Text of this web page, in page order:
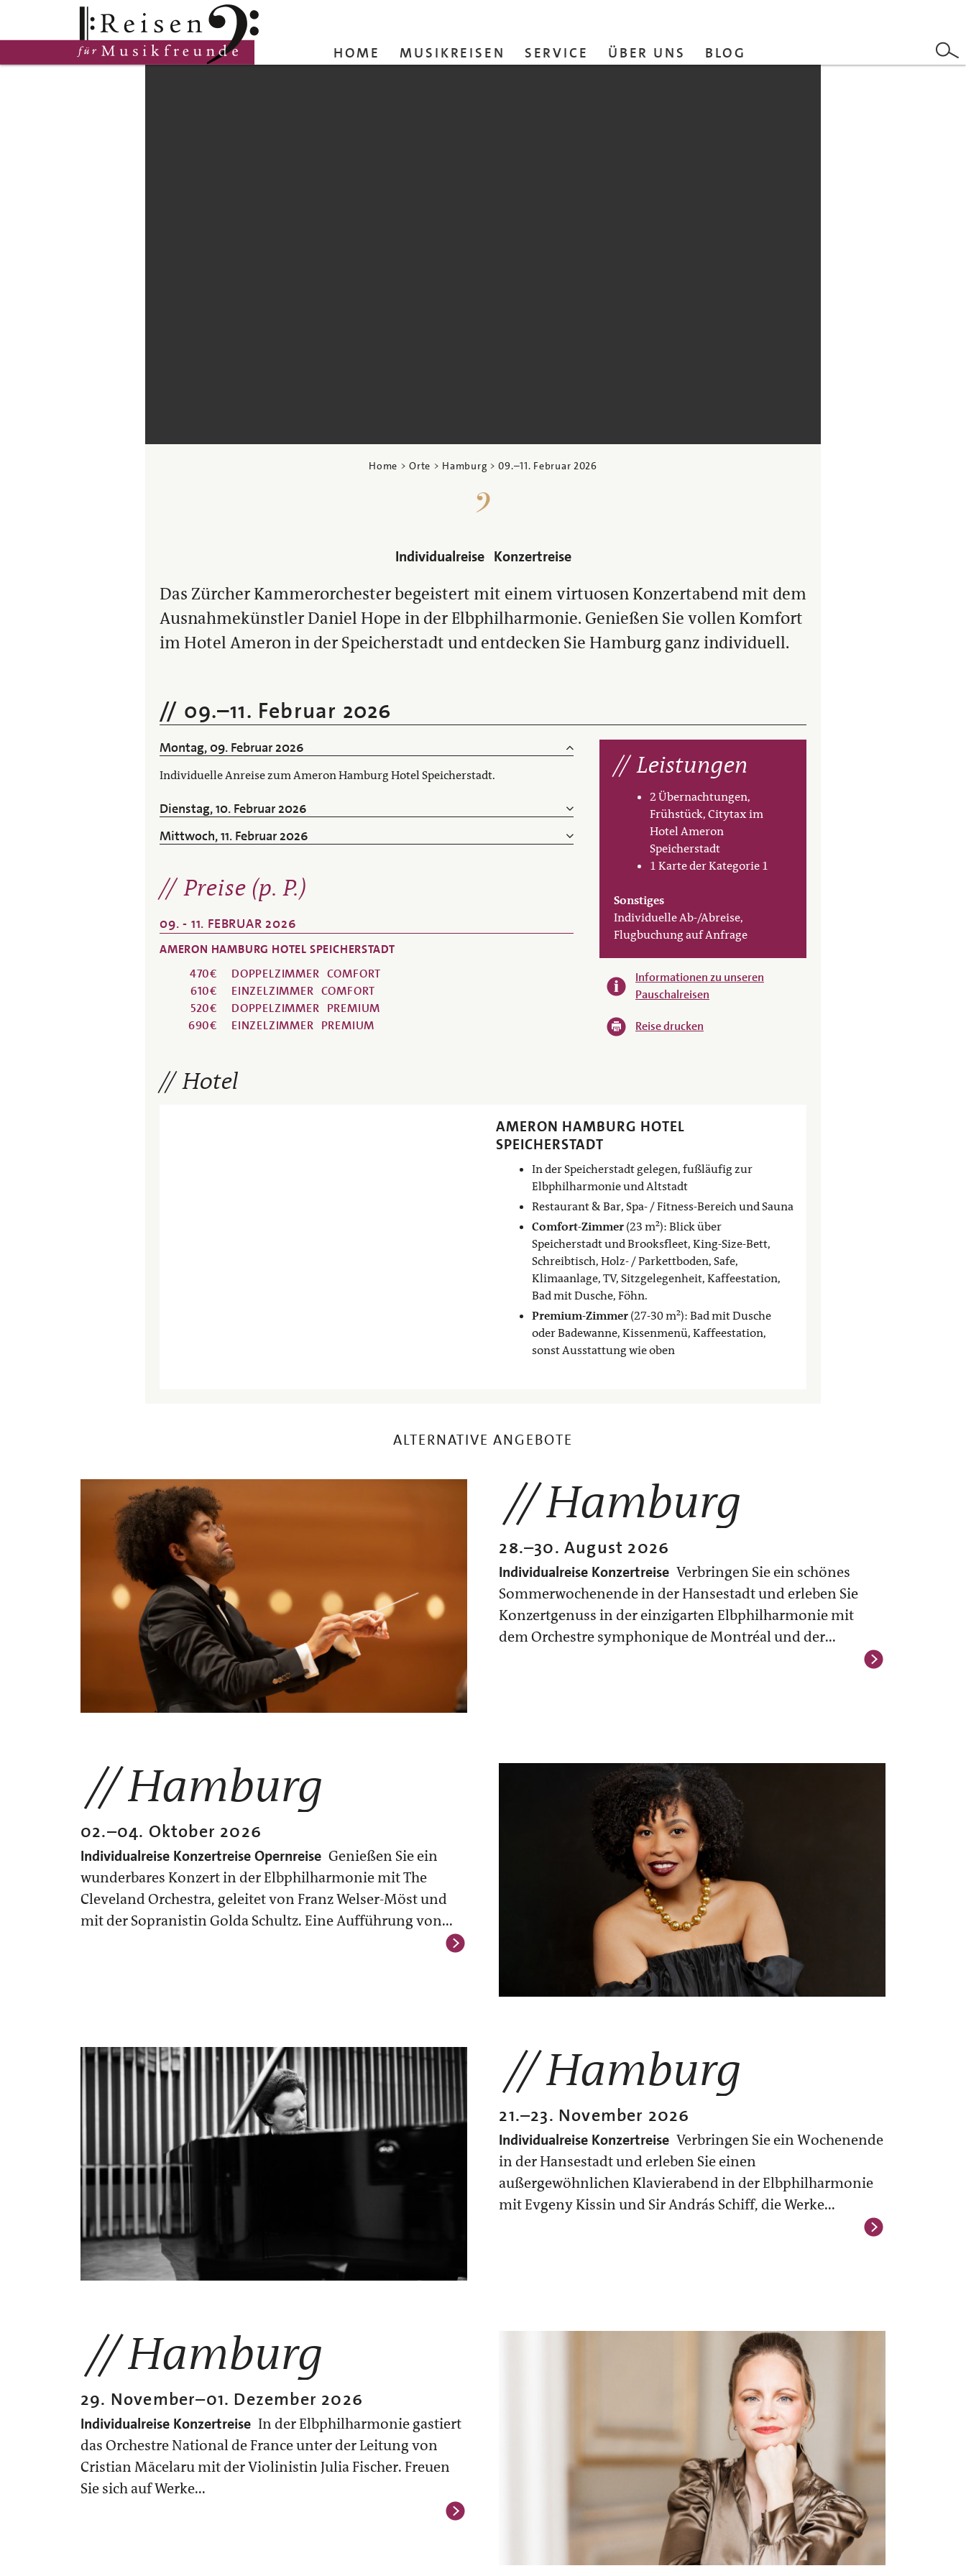
Fußzeile Cookie-Einstellungen
HOME MUSIKREISEN SERVICE ÜBER UNS BLOG
Home >Orte > Hamburg >09.–11. Februar 2026
Individualreise Konzertreise
Das Zürcher Kammerorchester begeistert mit einem virtuosen Konzertabend mit dem
Ausnahmekünstler Daniel Hope in der Elbphilharmonie. Genießen Sie vollen Komfort
im Hotel Ameron in der Speicherstadt und entdecken Sie Hamburg ganz individuell.
09.–11. Februar 2026
Montag, 09. Februar 2026
Individuelle Anreise zum Ameron Hamburg Hotel Speicherstadt.
Dienstag, 10. Februar 2026
Mittwoch, 11. Februar 2026
Preise (p. P.)
09. - 11. FEBRUAR 2026
AMERON HAMBURG HOTEL SPEICHERSTADT
470€
DOPPELZIMMER COMFORT
610€
EINZELZIMMER COMFORT
520€
DOPPELZIMMER PREMIUM
690€
EINZELZIMMER PREMIUM
Leistungen
2 Übernachtungen,
Frühstück, Citytax im
Hotel Ameron
Speicherstadt
1 Karte der Kategorie 1
Sonstiges
Individuelle Ab-/Abreise,
Flugbuchung auf Anfrage
Informationen zu unseren
Pauschalreisen
Reise drucken
Hotel
AMERON HAMBURG HOTEL
SPEICHERSTADT
In der Speicherstadt gelegen, fußläufig zur
Elbphilharmonie und Altstadt
Restaurant & Bar, Spa- / Fitness-Bereich und Sauna
Comfort-Zimmer(23 m²): Blick über
Speicherstadt und Brooksfleet, King-Size-Bett,
Schreibtisch, Holz- / Parkettboden, Safe,
Klimaanlage, TV, Sitzgelegenheit, Kaffeestation,
Bad mit Dusche, Föhn.
Premium-Zimmer(27-30 m²): Bad mit Dusche
oder Badewanne, Kissenmenü, Kaffeestation,
sonst Ausstattung wie oben
ALTERNATIVE ANGEBOTE
Hamburg
28.–30. August 2026
Individualreise Konzertreise Verbringen Sie ein schönes
Sommerwochenende in der Hansestadt und erleben Sie
Konzertgenuss in der einzigarten Elbphilharmonie mit
dem Orchestre symphonique de Montréal und der...
Hamburg
02.–04. Oktober 2026
Individualreise KonzertreiseOpernreise Genießen Sie ein
wunderbares Konzert in der Elbphilharmonie mit The
Cleveland Orchestra, geleitet von Franz Welser-Möst und
mit der Sopranistin Golda Schultz. Eine Aufführung von...
Hamburg
21.–23. November 2026
Individualreise Konzertreise Verbringen Sie ein Wochenende
in der Hansestadt und erleben Sie einen
außergewöhnlichen Klavierabend in der Elbphilharmonie
mit Evgeny Kissin und Sir András Schiff, die Werke...
Hamburg
29. November–01. Dezember 2026
Individualreise Konzertreise In der Elbphilharmonie gastiert
das Orchestre National de France unter der Leitung von
Cristian Măcelaru mit der Violinistin Julia Fischer. Freuen
Sie sich auf Werke...